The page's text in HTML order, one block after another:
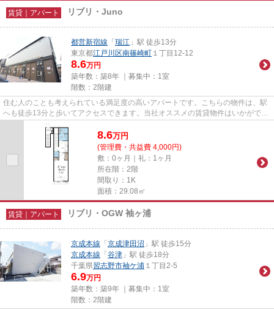
賃貸｜アパート リブリ・Juno
都営新宿線 「 瑞江 」駅 徒歩13分
東京都江戸川区南篠崎町 １丁目12-12
8.6万円
築年数：築8年 ｜募集中： 1室
階数：2階建
住む人のことも考えられている満足度の高いアパートです。こちらの物件は、駅
へも徒歩13分と歩いてアクセスできます。当社オススメの賃貸物件はいかがでし
ょうか？多種多様な物件を取...
8.6万円
(管理費・共益費 4,000円)
敷：0ヶ月｜礼：1ヶ月
所在階：2階
間取り：1K
面積：29.08㎡
賃貸｜アパート リブリ・OGW 袖ヶ浦
京成本線 「 京成津田沼 」駅 徒歩15分
京成本線 「 谷津 」駅 徒歩18分
千葉県習志野市袖ケ浦 １丁目2-5
6.9万円
築年数：築9年 ｜募集中： 1室
階数：2階建